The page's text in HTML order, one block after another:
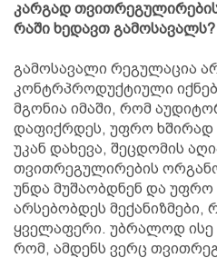
კარგად თვითრეგულირების
რაში ხედავთ გამოსავალს?
გამოსავალი რეგულაცია
კონტრპროდუქტიული
მგონია იმაში, რომ
დაფიქრდეს, უფრო ხშირად
უკან დახევა, შეცდომის
თვითრეგულირების
უნდა მუშაობდნენ და უფრო
არსებობდეს
ყველაფერი. უბრალოდ ისე
რომ, ამდენს ვერც